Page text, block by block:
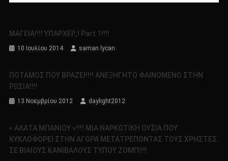
ΜΑΓΕΙΑ!!!! ΥΠΑΡΧΕΙ!;! Part 1!!!!
10 Ιουλίου 2014 saman lycan
ΠΟΤΑΜΟΣ ΠΟΥ ΒΡΑΖΕΙ!!!! ΑΝΕΞΗΓΗΤΟ ΦΑΙΝΟΜΕΝΟ ΣΤΗΝ
ΡΩΣΙΑ!!!!
13 Νοεμβρίου 2012 daylight2012
« ΑΛΑΤΑ ΜΠΑΝΙΟΥ »!!!! ΜΙΑ ΝΑΡΚΩΤΙΚΗ ΟΥΣΙΑ ΠΟΥ
ΚΥΚΛΟΦΟΡΕΙ ΣΤΗΝ ΑΓΟΡΑ ΜΕΤΑΤΡΕΠΟΝΤΑΣ ΤΟΥΣ ΧΡΗΣΤΕΣ
ΣΕ ΒΙΑΙΟΥΣ ΚΑΝΙΒΑΛΟΥΣ ΤΥΠΟΥ ΖΟΜΠΙ!!!